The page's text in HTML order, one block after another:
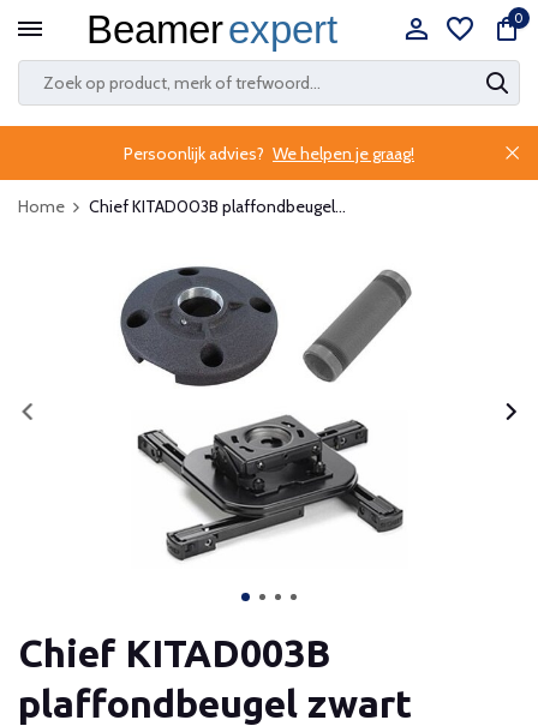
0
Persoonlijk advies? We helpen je graag!
Home Chief KITAD003B plaffondbeugel...
Chief KITAD003B
plaffondbeugel zwart